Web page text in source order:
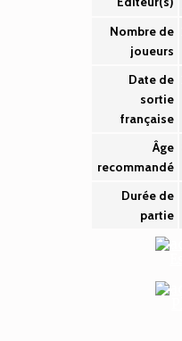
Nombre de
joueurs
Date de
sortie
française
Âge
recommandé
Durée de
partie